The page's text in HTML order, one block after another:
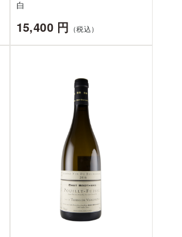
白
15,400 円 （税込）